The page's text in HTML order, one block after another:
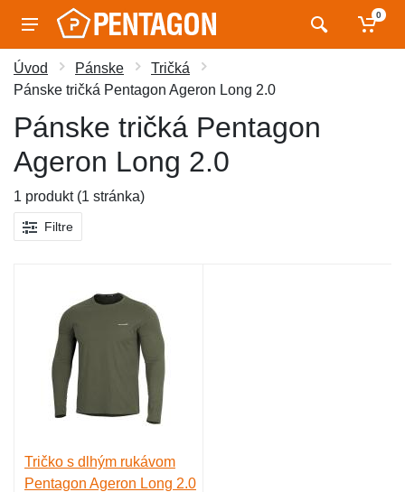
0
Úvod Pánske
Tričká
Pánske tričká Pentagon Ageron Long 2.0
Pánske tričká Pentagon
Ageron Long 2.0
1 produkt (1 stránka)
Filtre
Tričko s dlhým rukávom
Pentagon Ageron Long 2.0